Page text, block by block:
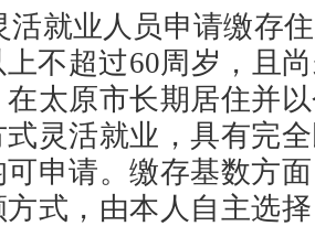
活就业人员申请缴存
上不超过60周岁，且
在太原市长期居住并
式灵活就业，具有完
可申请。缴存基数方
方式，由本人自主选